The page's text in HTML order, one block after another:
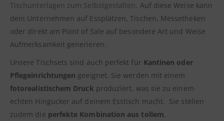
Tischunterlagen zum Selbstgestalten. Auf diese Weise kann
dein Unternehmen auf Essplätzen, Tischen, Messetheken
oder direkt am Point of Sale auf besondere Art und Weise
Aufmerksamkeit generieren.
Unsere Tischsets sind auch perfekt für Kantinen oder
Pflegeinrichtungen geeignet. Sie werden mit einem
fotorealistischem Druck produziert, was sie zu einem
echten Hingucker auf deinem Esstisch macht. Sie stellen
zudem die perfekte Kombination aus tollem,